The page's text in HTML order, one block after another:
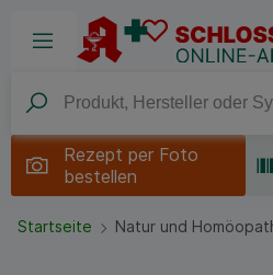
Rezept per Foto
bestellen
Startseite Natur und